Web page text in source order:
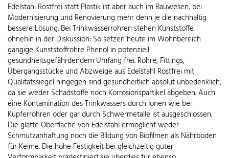
Edelstahl Rostfrei statt Plastik ist aber auch im Bauwesen, bei
Modernisierung und Renovierung mehr denn je die nachhaltig
bessere Lösung. Bei Trinkwasserrohren stehen Kunststoffe
ohnehin in der Diskussion: So setzen heute im Wohnbereich
gängige Kunststoffrohre Phenol in potenziell
gesundheitsgefährdendem Umfang frei. Rohre, Fittings,
Übergangsstücke und Abzweige aus Edelstahl Rostfrei mit
Qualitätssiegel hingegen sind gesundheitlich absolut unbedenklich,
da sie weder Schadstoffe noch Korrosionspartikel abgeben. Auch
eine Kontamination des Trinkwassers durch Ionen wie bei
Kupferrohren oder gar durch Schwermetalle ist ausgeschlossen.
Die glatte Oberfläche von Edelstahl ermöglicht weder
Schmutzanhaftung noch die Bildung von Biofilmen als Nährboden
für Keime. Die hohe Festigkeit bei gleichzeitig guter